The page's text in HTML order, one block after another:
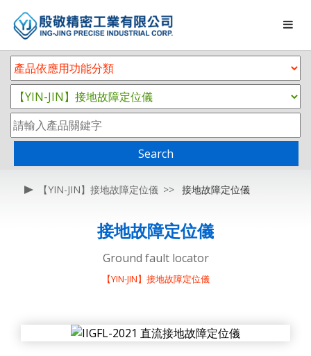
Search
【YIN-JIN】接地故障定位儀 接地故障定位儀
接地故障定位儀
Ground fault locator
【YIN-JIN】接地故障定位儀